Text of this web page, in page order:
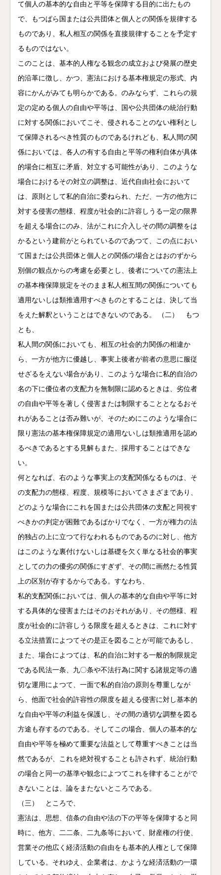
て個人の基本的な自由と平等を保障する目的に出たもの
で、もつぱら国または公共団体と個人との関係を規律する
ものであり、私人相互の関係を直接規律することを予定す
るものではない。
このことは、基本的人権なる観念の成立および発展の歴史
的沿革に徴し、かつ、憲法における基本権規定の形式、内
容にかんがみても明らかである。のみならず、これらの規
定の定める個人の自由や平等は、国や公共団体の統治行動
に対する関係においてこそ、侵されることのない権利とし
て保障されるべき性質のものであるけれども、私人間の関
係においては、各人の有する自由と平等の権利自体が具体
的場合に相互に矛盾、対立する可能性があり、このような
場合におけるその対立の調整は、近代自由社会において
は、原則として私的自治に委ねられ、ただ、一方の他方に
対する侵害の態様、程度が社会的に許容しうる一定の限界
を超える場合にのみ、法がこれに介入しその間の調整をは
かるという建前がとられているのであつて、この点におい
て国または公共団体と個人との関係の場合とはおのずから
別個の観点からの考慮を必要とし、後者についての憲法上
の基本権保障規定をそのまま私人相互間の関係についても
適用ないしは類推適用すべきものとすることは、決して当
をえた解釈ということはできないのである。 （二） もつ
とも、
私人間の関係においても、相互の社会的力関係の相違か
ら、一方が他方に優越し、事実上後者が前者の意思に服従
せざるをえない場合があり、このような場合に私的自治の
名の下に優位者の支配力を無制限に認めるときは、劣位者
の自由や平等を著しく侵害または制限することとなるおそ
れがあることは否み難いが、そのためにこのような場合に
限り憲法の基本権保障規定の適用ないしは類推適用を認め
るべきであるとする見解もまた、採用することはできな
い。
何となれば、右のような事実上の支配関係なるものは、そ
の支配力の態様、程度、規模等においてさまざまであり、
どのような場合にこれを国または公共団体の支配と同視す
べきかの判定が困難であるばかりでなく、一方が権力の法
的独占の上に立つて行なわれるものであるのに対し、他方
はこのような裏付けないしは基礎を欠く単なる社会的事実
としての力の優劣の関係にすぎず、その間に画然たる性質
上の区別が存するからである。すなわち、
私的支配関係においては、個人の基本的な自由や平等に対
する具体的な侵害またはそのおそれがあり、その態様、程
度が社会的に許容しうる限度を超えるときは、これに対す
る立法措置によつてその是正を図ることが可能であるし、
また、場合によつては、私的自治に対する一般的制限規定
である民法一条、九〇条や不法行為に関する諸規定等の適
切な運用によつて、一面で私的自治の原則を尊重しなが
ら、他面で社会的許容性の限度を超える侵害に対し基本的
な自由や平等の利益を保護し、その間の適切な調整を図る
方途も存するのである。そしてこの場合、個人の基本的な
自由や平等を極めて重要な法益として尊重すべきことは当
然であるが、これを絶対視することも許されず、統治行動
の場合と同一の基準や観念によつてこれを律することがで
きないことは、論をまたないところである。
（三） ところで、
憲法は、思想、信条の自由や法の下の平等を保障すると同
時に、他方、二二条、二九条等において、財産権の行使、
営業その他広く経済活動の自由をも基本的人権として保障
している。それゆえ、企業者は、かような経済活動の一環